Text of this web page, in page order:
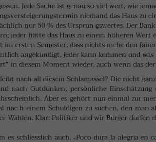
Jede Sache ist genau so viel wert, wie
niemand das Haus zu
nur 50 % des Ursprun gswertes. Der
jeder hätte das Haus zu einem höheren
im ersten Semester, dass nichts mehr den
angekündigt, jeder kann kommen und
in diesem Moment wieder, auch wenn das
nach all diesem Schlamassel? Die nicht
nach Gutdünken, persönliche
Aber es gehört nun einmal zur
nac h einem Schuldigen zu suchen, den
Wahlen. Klar: Politiker und wir Bürger dürfen
es schliesslich auch. „Poco dura la alegría